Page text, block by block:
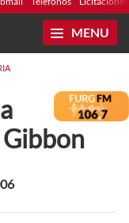
MENU